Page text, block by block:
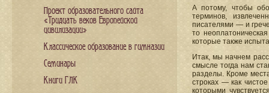
А потому, чтобы
терминов,
писателями — и
то
которые также
Итак, мы начнем
смысле тогда нам
разделы. Кроме
строках — как
которыми
Проект образовательного сайта
«Тридцать веков Европейской
цивилизации»
Классическое образование в гимназии
Семинары
Книги ГЛК